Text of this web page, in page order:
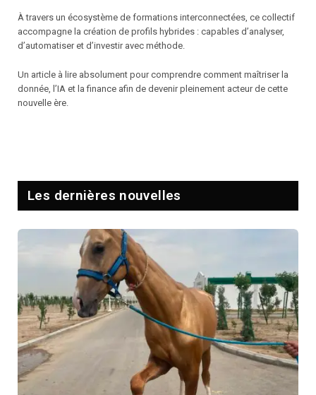
À travers un écosystème de formations interconnectées, ce collectif
accompagne la création de profils hybrides : capables d’analyser,
d’automatiser et d’investir avec méthode.
Un article à lire absolument pour comprendre comment maîtriser la
donnée, l’IA et la finance afin de devenir pleinement acteur de cette
nouvelle ère.
Les dernières nouvelles